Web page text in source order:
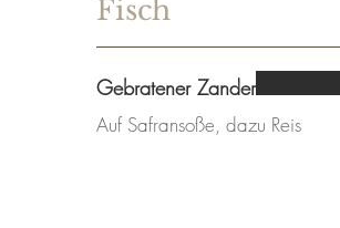
Fisch
Gebratener Zander
Auf Safransoße, dazu Reis